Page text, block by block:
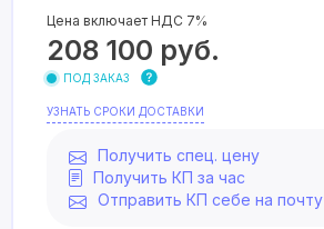
Цена включает НДС 7%
208 100 руб.
ПОД ЗАКАЗ
УЗНАТЬ СРОКИ ДОСТАВКИ
Получить спец. цену
Получить КП за час
Отправить КП себе на почту